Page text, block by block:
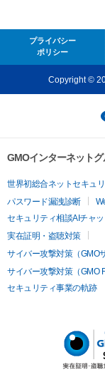
プライバシー
ポリシー
Copyright ©
GMOインターネット
世界初総合ネットセキュ
パスワード漏洩診断
セキュリティ相談AIチャッ
実在証明・盗聴対策
サイバー攻撃対策（GMO
サイバー攻撃対策（GMO
セキュリティ事業の軌跡